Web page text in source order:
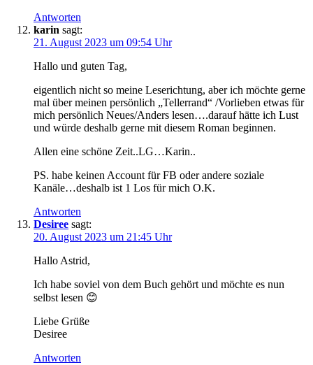
Antworten
karin sagt:
21. August 2023 um 09:54 Uhr
Hallo und guten Tag,
eigentlich nicht so meine Leserichtung, aber ich möchte gerne
mal über meinen persönlich „Tellerrand“ /Vorlieben etwas für
mich persönlich Neues/Anders lesen….darauf hätte ich Lust
und würde deshalb gerne mit diesem Roman beginnen.
Allen eine schöne Zeit..LG…Karin..
PS. habe keinen Account für FB oder andere soziale
Kanäle…deshalb ist 1 Los für mich O.K.
Antworten
Desiree sagt:
20. August 2023 um 21:45 Uhr
Hallo Astrid,
Ich habe soviel von dem Buch gehört und möchte es nun
selbst lesen 😊
Liebe Grüße
Desiree
Antworten